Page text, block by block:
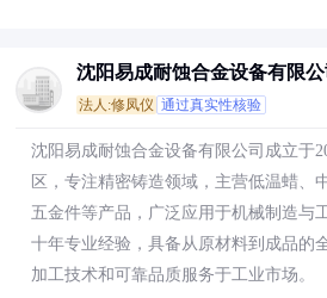
沈阳易成耐蚀合金设备有限公
法人:修凤仪 通过真实性核验
沈阳易成耐蚀合金设备有限公司成立于
区，专注精密铸造领域，主营低温蜡、
五金件等产品，广泛应用于机械制造与
十年专业经验，具备从原材料到成品的
加工技术和可靠品质服务于工业市场。